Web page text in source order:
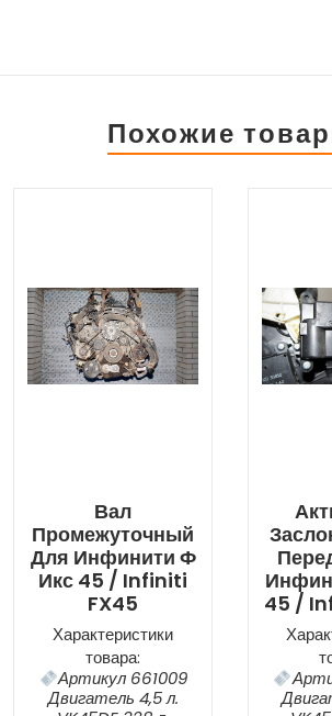
Похожие
Вал
Промежуточный
Для Инфинити Ф
Икс 45 / Infiniti
FX45
Характеристики
товара:
Артикул 661009
Двигатель 4,5 л.
45 /